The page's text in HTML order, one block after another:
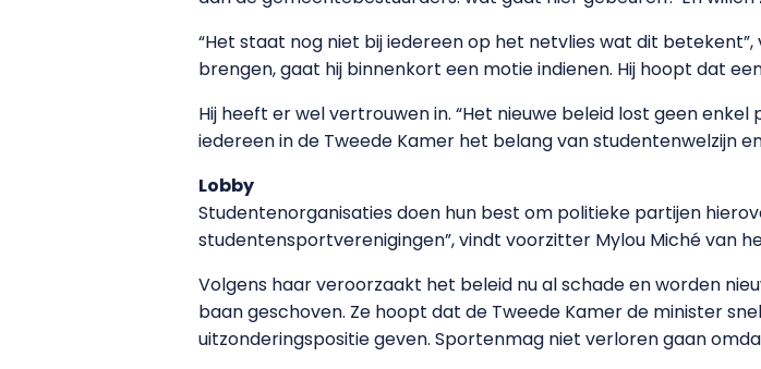
“Het staat nog niet bij iedereen op het netvlies wat dit
brengen, gaat hij binnenkort een motie indienen. Hij hoopt dat
Hij heeft er wel vertrouwen in. “Het nieuwe beleid lost geen
iedereen in de Tweede Kamer het belang van studentenwelzijn
Lobby
Studentenorganisaties doen hun best om politieke partijen
studentensportverenigingen”, vindt voorzitter Mylou Miché van
Volgens haar veroorzaakt het beleid nu al schade en worden
baan geschoven. Ze hoopt dat de Tweede Kamer de minister
uitzonderingspositie geven. Sportenmag niet verloren gaan